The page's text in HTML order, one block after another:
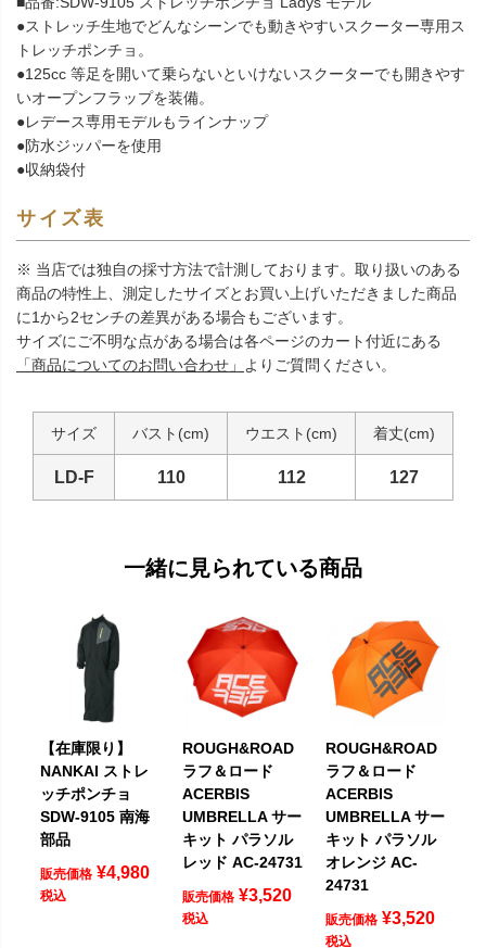
●ストレッチ生地でどんなシーンでも動きやすいスクーター専用ス
トレッチポンチョ。
●125cc 等足を開いて乗らないといけないスクーターでも開きやす
いオープンフラップを装備。
●レデース専用モデルもラインナップ
●防水ジッパーを使用
●収納袋付
サイズ表
※ 当店では独自の採寸方法で計測しております。取り扱いのある
商品の特性上、測定したサイズとお買い上げいただきました商品
に1から2センチの差異がある場合もございます。
サイズにご不明な点がある場合は各ページのカート付近にある
「商品についてのお問い合わせ」
よりご質問ください。
サイズ バスト(cm) ウエスト(cm) 着丈(cm)
LD-F 110 112 127
一緒に見られている商品
【在庫限り】
NANKAI ストレ
ッチポンチョ
SDW-9105 南海
部品
販売価格 ¥4,980
税込
ROUGH&ROAD
ラフ＆ロード
ACERBIS
UMBRELLA サー
キット パラソル
レッド AC-24731
販売価格 ¥3,520
税込
ROUGH&ROAD
ラフ＆ロード
ACERBIS
UMBRELLA サー
キット パラソル
オレンジ AC-
24731
販売価格 ¥3,520
税込